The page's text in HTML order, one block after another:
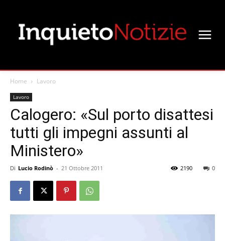
Home Lavoro
Lavoro
Calogero: «Sul porto disattesi
tutti gli impegni assunti al
Ministero»
Di Lucio Rodinò - 21 Ottobre 2011 0
2190